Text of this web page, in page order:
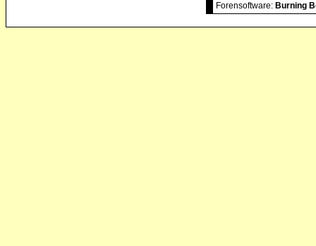
Forensoftware: Burning